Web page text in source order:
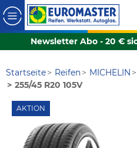
Newsletter Abo - 20 €
Startseite Reifen MICHELIN
255/45 R20 105V
AKTION